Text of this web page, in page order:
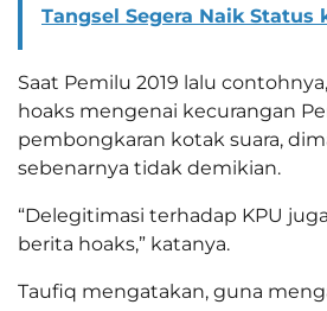
Tangsel Segera Naik Status
Saat Pemilu 2019 lalu
hoaks mengenai kecurangan
pembongkaran kotak suara,
sebenarnya tidak demikian.
“Delegitimasi terhadap KPU
berita hoaks,” katanya.
Taufiq mengatakan, guna